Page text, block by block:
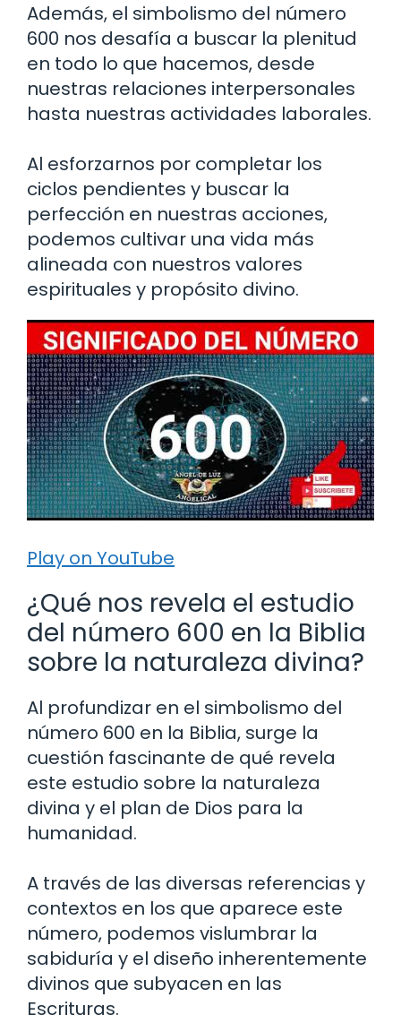
Además, el simbolismo del número
600 nos desafía a buscar la plenitud
en todo lo que hacemos, desde
nuestras relaciones interpersonales
hasta nuestras actividades laborales.
Al esforzarnos por completar los
ciclos pendientes y buscar la
perfección en nuestras acciones,
podemos cultivar una vida más
alineada con nuestros valores
espirituales y propósito divino.
Play on YouTube
¿Qué nos revela el estudio
del número 600 en la Biblia
sobre la naturaleza divina?
Al profundizar en el simbolismo del
número 600 en la Biblia, surge la
cuestión fascinante de qué revela
este estudio sobre la naturaleza
divina y el plan de Dios para la
humanidad.
A través de las diversas referencias y
contextos en los que aparece este
número, podemos vislumbrar la
sabiduría y el diseño inherentemente
divinos que subyacen en las
Escrituras.